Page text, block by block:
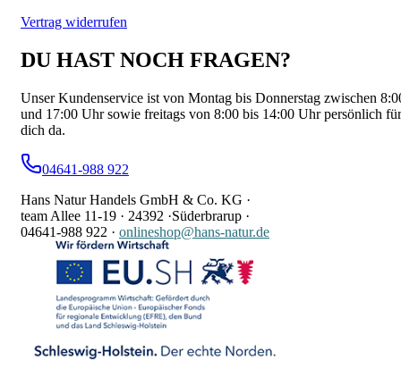
Vertrag widerrufen
DU HAST NOCH FRAGEN?
Unser Kundenservice ist von Montag bis Donnerstag zwischen
und 17:00 Uhr sowie freitags von 8:00 bis 14:00 Uhr persönlich für
dich da.
04641-988 922
Hans Natur Handels GmbH & Co. KG ·
team Allee 11-19 · 24392 ·Süderbrarup ·
04641-988 922 · onlineshop@hans-natur.de